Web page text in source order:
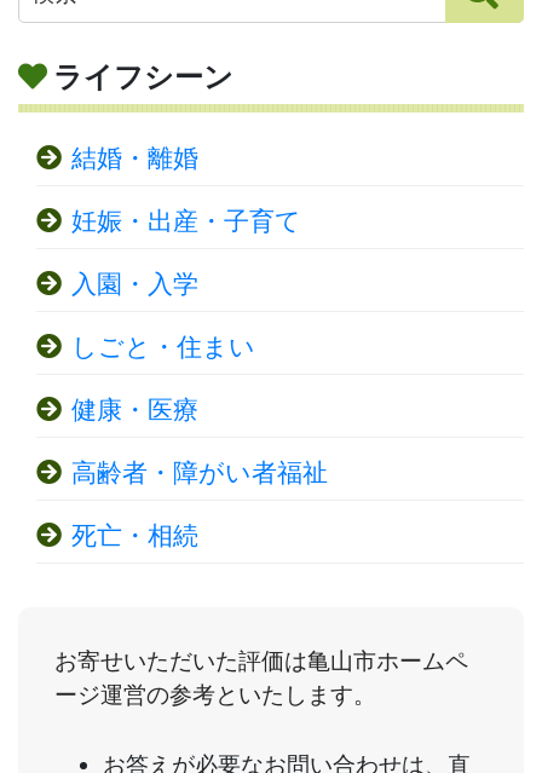
ライフシーン
結婚・離婚
妊娠・出産・子育て
入園・入学
しごと・住まい
健康・医療
高齢者・障がい者福祉
死亡・相続